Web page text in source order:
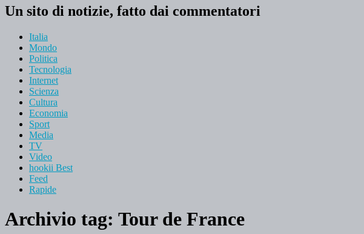
Un sito di notizie, fatto dai commentatori
Italia
Mondo
Politica
Tecnologia
Internet
Scienza
Cultura
Economia
Sport
Media
TV
Video
hookii Best
Feed
Rapide
Archivio tag: Tour de France